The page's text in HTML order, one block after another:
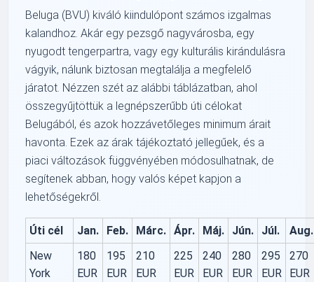
Beluga (BVU) kiváló kiindulópont számos izgalmas
kalandhoz. Akár egy pezsgő nagyvárosba, egy
nyugodt tengerpartra, vagy egy kulturális kirándulásra
vágyik, nálunk biztosan megtalálja a megfelelő
járatot. Nézzen szét az alábbi táblázatban, ahol
összegyűjtöttük a legnépszerűbb úti célokat
Belugából, és azok hozzávetőleges minimum árait
havonta. Ezek az árak tájékoztató jellegűek, és a
piaci változások függvényében módosulhatnak, de
segítenek abban, hogy valós képet kapjon a
lehetőségekről.
Úti cél Jan. Feb. Márc. Ápr. Máj. Jún. Júl.
Aug.
New
York
180
EUR
195
EUR
210
EUR
225
EUR
240
EUR
280
EUR
295
EUR
270
EUR